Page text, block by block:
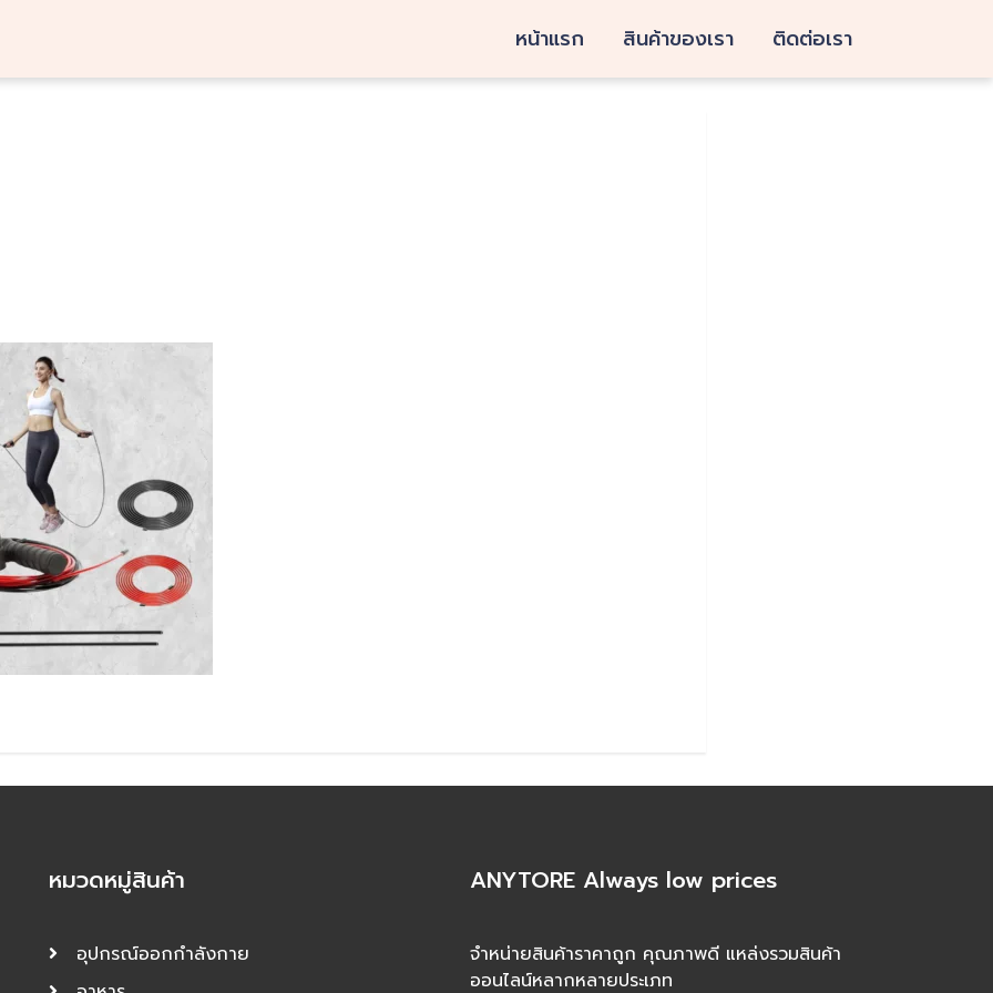
หน้าแรก สินค้าของเรา ติดต่อเรา
หมวดหมู่สินค้า
อุปกรณ์ออกกำลังกาย
ANYTORE Always low prices
จำหน่ายสินค้าราคาถูก คุณภาพดี แหล่งรวมสินค้า
ออนไลน์หลากหลายประเภท